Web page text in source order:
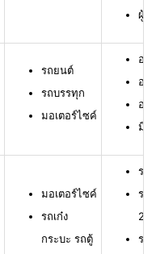
ผู้กู้
รถยนต์
รถบรรทุก
มอเตอร์ไซค์
อา
อา
อา
มีชื่
มอเตอร์ไซค์
รถเก๋ง
กระบะ รถตู้
รถ
รถ
23
รถ